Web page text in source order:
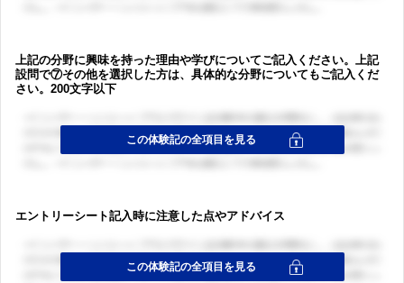
上記の分野に興味を持った理由や学びについてご記入ください。上記
設問で⑦その他を選択した方は、具体的な分野についてもご記入くだ
さい。200文字以下
エントリーシート記入時に注意した点やアドバイス